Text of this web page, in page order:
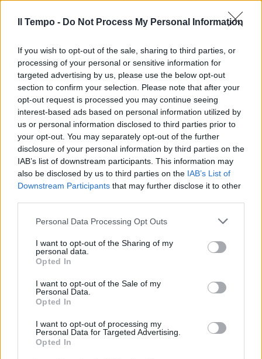
Il Tempo - Do Not Process My Personal Information
If you wish to opt-out of the sale, sharing to third parties, or
processing of your personal or sensitive information for
targeted advertising by us, please use the below opt-out
section to confirm your selection. Please note that after your
opt-out request is processed you may continue seeing
interest-based ads based on personal information utilized by
us or personal information disclosed to third parties prior to
your opt-out. You may separately opt-out of the further
disclosure of your personal information by third parties on the
IAB’s list of downstream participants. This information may
also be disclosed by us to third parties on the IAB’s List of
Downstream Participants that may further disclose it to other
Personal Data Processing Opt Outs
I want to opt-out of the Sharing of my
personal data.
Opted In
I want to opt-out of the Sale of my
Personal Data.
Opted In
I want to opt-out of processing my
Personal Data for Targeted Advertising.
Opted In
di governo. Sino a valutarne
duecento, trecento punti di spread: il mostro
che incute timore ormai anche ai comici.
Sono state sostanzialmente apprezzate
persino le disinvolture, chiamiamole così, di
Sarkozy e della Merkel sottovalutandone i
guasti che procuravano non solo all'Italia ma
a tutta la cosiddetta eurozona. Piuttosto che
assecondare gli appelli di Napolitano alla
coesione nazionale aprendo una trattativa
con il governo per le misure economiche da
adottare, e magari profittare della oggettiva e
crescente debolezza politica dell'allora
punto una terapia meno indigesta alla
preferito la strada delle pregiudiziali politiche
contro il presidente del Consiglio. Lo ha fatto
prospettiva di un governo tecnico o di un
ricorso alle elezioni anticipate. Quando
rischiose per il contesto ormai nevrotico dei
mercati, prontamente avvertito dal capo dello